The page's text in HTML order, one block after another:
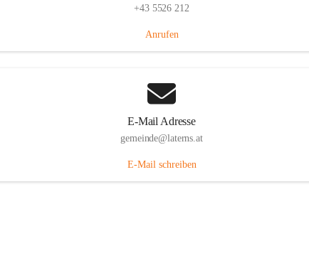
+43 5526 212
Anrufen
E-Mail Adresse
gemeinde@laterns.at
E-Mail schreiben